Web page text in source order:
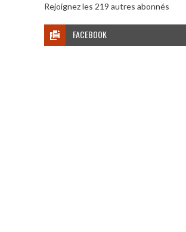
Rejoignez les 219 autres abonnés
FACEBOOK